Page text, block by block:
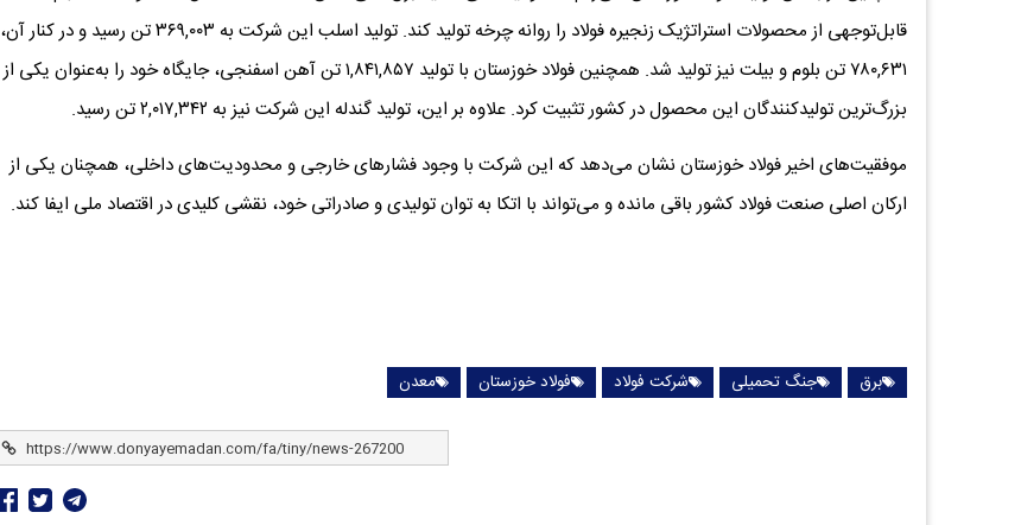
قابل‌توجهی از محصولات استراتژیک زنجیره فولاد را روانه چرخه تولید کند. تولید اسلب این شرکت به ۳۶۹,۰۰۳ تن رسید و در کنار آن،
۷۸۰,۶۳۱ تن بلوم و بیلت نیز تولید شد. همچنین فولاد خوزستان با تولید ۱,۸۴۱,۸۵۷ تن آهن اسفنجی، جایگاه خود را به‌عنوان یکی از
بزرگ‌ترین تولیدکنندگان این محصول در کشور تثبیت کرد. علاوه بر این، تولید گندله این شرکت نیز به ۲,۰۱۷,۳۴۲ تن رسید.
موفقیت‌های اخیر فولاد خوزستان نشان می‌دهد که این شرکت با وجود فشارهای خارجی و محدودیت‌های داخلی، همچنان یکی از
ارکان اصلی صنعت فولاد کشور باقی مانده و می‌تواند با اتکا به توان تولیدی و صادراتی خود، نقشی کلیدی در اقتصاد ملی ایفا کند.
برق جنگ تحمیلی شرکت فولاد فولاد خوزستان معدن